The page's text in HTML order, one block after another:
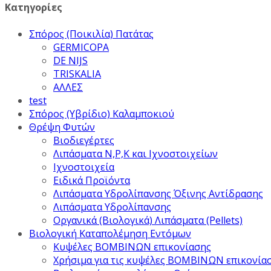
Κατηγορίες
Σπόρος (Ποικιλία) Πατάτας
GERMICOPA
DE NIJS
TRISKALIA
ΑΛΛΕΣ
test
Σπόρος (Υβρίδιο) Καλαμποκιού
Θρέψη Φυτών
Βιοδιεγέρτες
Λιπάσματα Ν,Ρ,Κ και Ιχνοστοιχείων
Ιχνοστοιχεία
Ειδικά Προϊόντα
Λιπάσματα Υδρολίπανσης Όξινης Αντίδρασης
Λιπάσματα Υδρολίπανσης
Οργανικά (Βιολογικά) Λιπάσματα (Pellets)
Βιολογική Καταπολέμηση Εντόμων
Κυψέλες ΒΟΜΒΙΝΩΝ επικονίασης
Χρήσιμα για τις κυψέλες ΒΟΜΒΙΝΩΝ